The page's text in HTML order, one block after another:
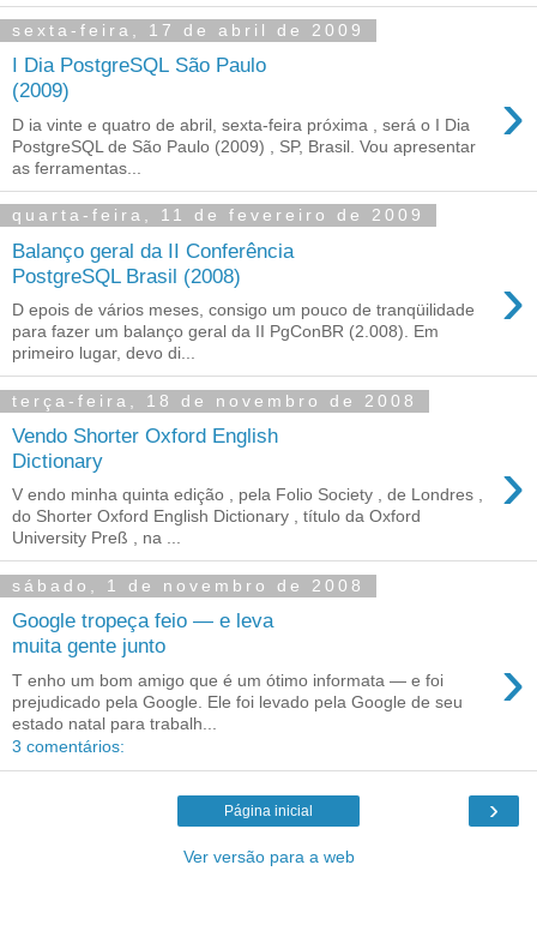
sexta-feira, 17 de abril de 2009
I Dia PostgreSQL São Paulo
(2009)
›
D ia vinte e quatro de abril, sexta-feira próxima , será o I Dia
PostgreSQL de São Paulo (2009) , SP, Brasil. Vou apresentar
as ferramentas...
quarta-feira, 11 de fevereiro de 2009
Balanço geral da II Conferência
PostgreSQL Brasil (2008)
›
D epois de vários meses, consigo um pouco de tranqüilidade
para fazer um balanço geral da II PgConBR (2.008). Em
primeiro lugar, devo di...
terça-feira, 18 de novembro de 2008
Vendo Shorter Oxford English
Dictionary
›
V endo minha quinta edição , pela Folio Society , de Londres ,
do Shorter Oxford English Dictionary , título da Oxford
University Preß , na ...
sábado, 1 de novembro de 2008
Google tropeça feio — e leva
muita gente junto
›
T enho um bom amigo que é um ótimo informata — e foi
prejudicado pela Google. Ele foi levado pela Google de seu
estado natal para trabalh...
3 comentários:
›
Página inicial
Ver versão para a web